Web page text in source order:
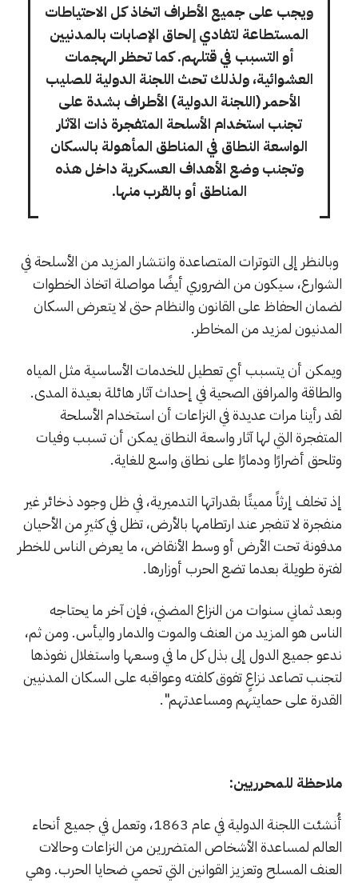
ويجب على جميع الأطراف اتخاذ كل الاحتياطات
المستطاعة لتفادي إلحاق الإصابات بالمدنيين
أو التسبب في قتلهم. كما تحظر الهجمات
العشوائية، ولذلك تحث اللجنة الدولية للصليب
الأحمر (اللجنة الدولية) الأطراف بشدة على
تجنب استخدام الأسلحة المتفجرة ذات الآثار
الواسعة النطاق في المناطق المأهولة بالسكان
وتجنب وضع الأهداف العسكرية داخل هذه
المناطق أو بالقرب منها.
وبالنظر إلى التوترات المتصاعدة وانتشار المزيد من الأسلحة في
الشوارع، سيكون من الضروري أيضًا مواصلة اتخاذ الخطوات
لضمان الحفاظ على القانون والنظام حتى لا يتعرض السكان
المدنيون لمزيد من المخاطر.
ويمكن أن يتسبب أي تعطيل للخدمات الأساسية مثل المياه
والطاقة والمرافق الصحية في إحداث آثار هائلة بعيدة المدى.
لقد رأينا مرات عديدة في النزاعات أن استخدام الأسلحة
المتفجرة التي لها آثار واسعة النطاق يمكن أن تسبب وفيات
وتلحق أضرارًا ودمارًا على نطاق واسع للغاية.
إذ تخلف إرثاً مميتًا بقدراتها التدميرية، في ظل وجود ذخائر غير
منفجرة لا تنفجر عند ارتطامها بالأرض، تظل في كثيرِ من الأحيان
مدفونة تحت الأرض أو وسط الأنقاض، ما يعرض الناس للخطر
لفترة طويلة بعدما تضع الحرب أوزارها.
وبعد ثماني سنوات من النزاع المضني، فإن آخر ما يحتاجه
الناس هو المزيد من العنف والموت والدمار واليأس. ومن ثم،
ندعو جميع الدول إلى بذل كل ما في وسعها واستغلال نفوذها
لتجنب تصاعد نزاعٍ تفوق كلفته وعواقبه على السكان المدنيين
القدرة على حمايتهم ومساعدتهم".
ملاحظة للمحرريين:
أُنشئت اللجنة الدولية في عام 1863، وتعمل في جميع أنحاء
العالم لمساعدة الأشخاص المتضررين من النزاعات وحالات
العنف المسلح وتعزيز القوانين التي تحمي ضحايا الحرب. وهي